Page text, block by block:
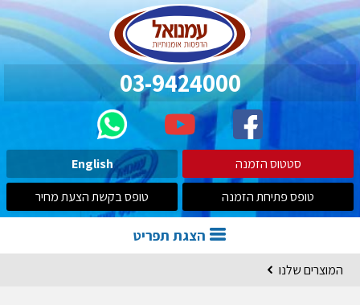
03-9424000
סטטוס הזמנה
English
טופס פתיחת הזמנה
טופס בקשת הצעת מחיר
המוצרים שלנו